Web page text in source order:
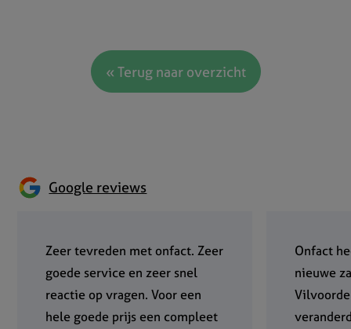
« Terug naar overzicht
Google reviews
Zeer tevreden met onfact. Zeer
goede service en zeer snel
reactie op vragen. Voor een
hele goede prijs een compleet
Onfact
nieuwe